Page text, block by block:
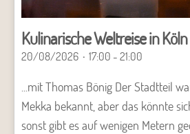
Kulinarische Weltreise in
20/08/2026 17:00 - 21:00
...mit Thomas Bönig Der Stadtteil
Mekka bekannt, aber das könnte
sonst gibt es auf wenigen Metern